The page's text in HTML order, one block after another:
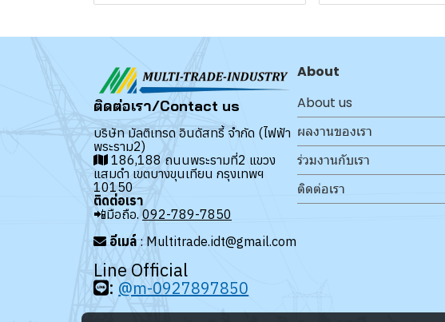
ติดต่อเรา/Contact us
บริษัท มัลติเทรด อินดัสทรี้ จำกัด (ไฟฟ้า
พระราม2)
186,188 ถนนพระรามที่2 แขวง
แสมดำ เขตบางขุนเทียน กรุงเทพฯ
10150
ติดต่อเรา
📲มือถือ. 092-789-7850
อีเมล์ : Multitrade.idt@gmail.com
Line Official
: @m-0927897850
About
About us
ผลงานของเรา
ร่วมงานกับเรา
ติดต่อเรา